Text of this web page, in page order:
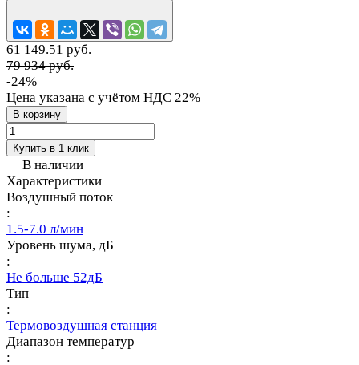
61 149.51 руб.
79 934 руб.
-24%
Цена указана с учётом НДС 22%
В корзину
Купить в 1 клик
В наличии
Характеристики
Воздушный поток
:
1.5-7.0 л/мин
Уровень шума, дБ
:
Не больше 52дБ
Тип
:
Термовоздушная станция
Диапазон температур
: